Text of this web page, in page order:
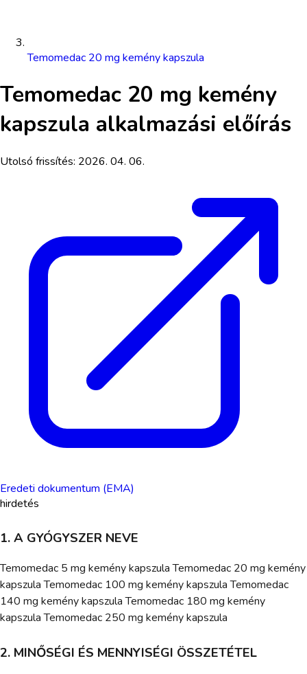
Temomedac 20 mg kemény kapszula
Temomedac 20 mg kemény
kapszula alkalmazási előírás
Utolsó frissítés: 2026. 04. 06.
Eredeti dokumentum (EMA)
hirdetés
1. A GYÓGYSZER NEVE
Temomedac 5 mg kemény kapszula Temomedac 20 mg kemény
kapszula Temomedac 100 mg kemény kapszula Temomedac
140 mg kemény kapszula Temomedac 180 mg kemény
kapszula Temomedac 250 mg kemény kapszula
2. MINŐSÉGI ÉS MENNYISÉGI ÖSSZETÉTEL